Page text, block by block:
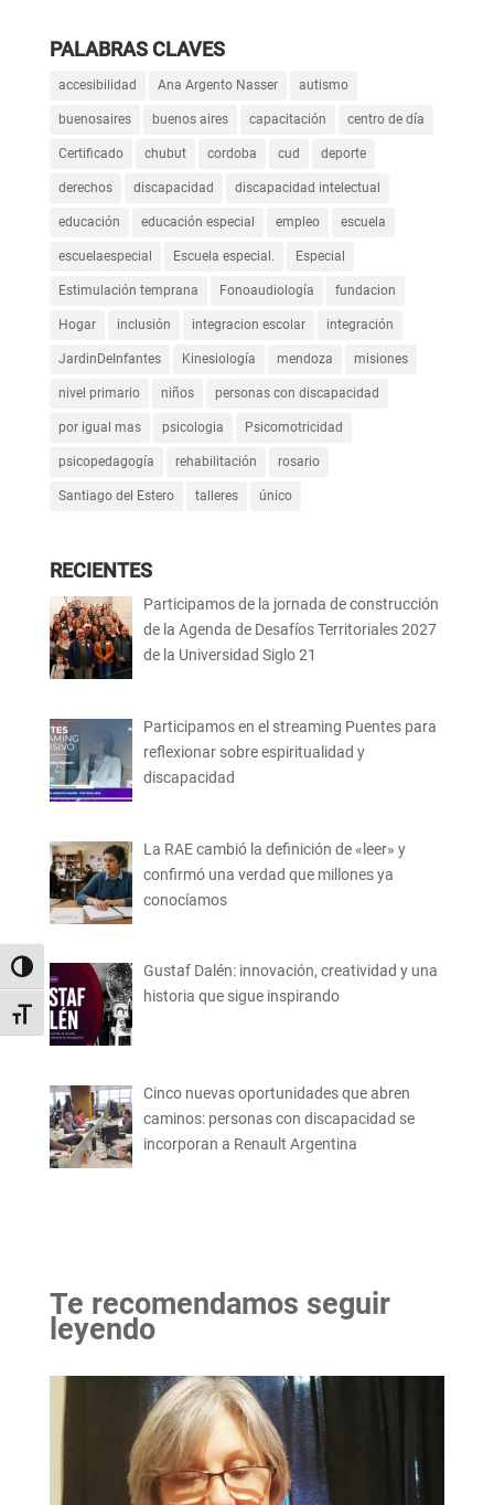
Alternar alto contraste
Alternar tamaño de letra
PALABRAS CLAVES
accesibilidad Ana Argento Nasser autismo
buenosaires buenos aires capacitación centro de día
Certificado chubut cordoba cud deporte
derechos discapacidad discapacidad intelectual
educación educación especial empleo escuela
escuelaespecial Escuela especial. Especial
Estimulación temprana Fonoaudiología fundacion
Hogar inclusión integracion escolar integración
JardinDeInfantes Kinesiología mendoza misiones
nivel primario niños personas con discapacidad
por igual mas psicologia Psicomotricidad
psicopedagogía rehabilitación rosario
Santiago del Estero talleres único
RECIENTES
Participamos de la jornada de construcción
de la Agenda de Desafíos Territoriales 2027
de la Universidad Siglo 21
Participamos en el streaming Puentes para
reflexionar sobre espiritualidad y
discapacidad
La RAE cambió la definición de «leer» y
confirmó una verdad que millones ya
conocíamos
Gustaf Dalén: innovación, creatividad y una
historia que sigue inspirando
Cinco nuevas oportunidades que abren
caminos: personas con discapacidad se
incorporan a Renault Argentina
Te recomendamos seguir
leyendo